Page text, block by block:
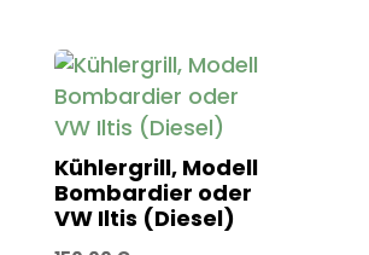
Kühlergrill, Modell
Bombardier oder
VW Iltis (Diesel)